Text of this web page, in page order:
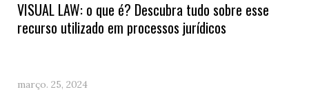
VISUAL LAW: o que é? Descubra tudo sobre esse
recurso utilizado em processos jurídicos
março. 25, 2024